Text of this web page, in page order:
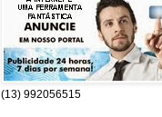
(13) 992056515